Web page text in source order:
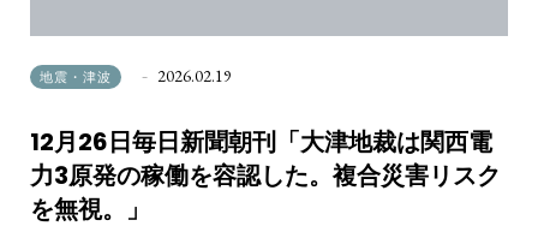
地震・津波 2026.02.19
12月26日毎日新聞朝刊「大津地裁は関西電
力3原発の稼働を容認した。複合災害リスク
を無視。」